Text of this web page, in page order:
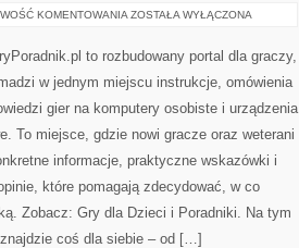
KOMENTOWANIA REMASTERY
ZOSTAŁA WYŁĄCZONA
to rozbudowany portal dla graczy,
w jednym miejscu instrukcje, omówienia
gier na komputery osobiste i urządzenia
To miejsce, gdzie nowi gracze oraz weterani
informacje, praktyczne wskazówki i
które pomagają zdecydować, w co
Zobacz: Gry dla Dzieci i Poradniki. Na tym
coś dla siebie – od […]